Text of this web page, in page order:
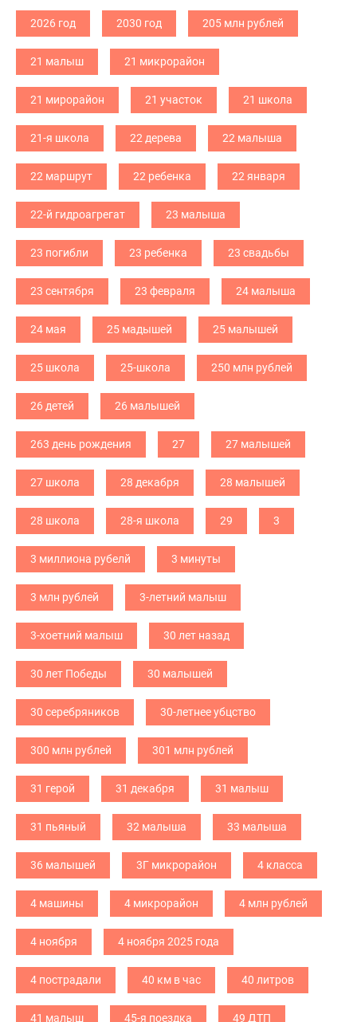
2026 год 2030 год 205 млн рублей
21 малыш 21 микрорайон
21 мирорайон 21 участок 21 школа
21-я школа 22 дерева 22 малыша
22 маршрут 22 ребенка 22 января
22-й гидроагрегат 23 малыша
23 погибли 23 ребенка 23 свадьбы
23 сентября 23 февраля 24 малыша
24 мая 25 мадышей 25 малышей
25 школа 25-школа 250 млн рублей
26 детей 26 малышей
263 день рождения 27 27 малышей
27 школа 28 декабря 28 малышей
28 школа 28-я школа 29 3
3 миллиона рубелй 3 минуты
3 млн рублей 3-летний малыш
3-хоетний малыш 30 лет назад
30 лет Победы 30 малышей
30 серебряников 30-летнее убцство
300 млн рублей 301 млн рублей
31 герой 31 декабря 31 малыш
31 пьяный 32 малыша 33 малыша
36 малышей 3Г микрорайон 4 класса
4 машины 4 микрорайон 4 млн рублей
4 ноября 4 ноября 2025 года
4 пострадали 40 км в час 40 литров
41 малыш 45-я поездка 49 ДТП